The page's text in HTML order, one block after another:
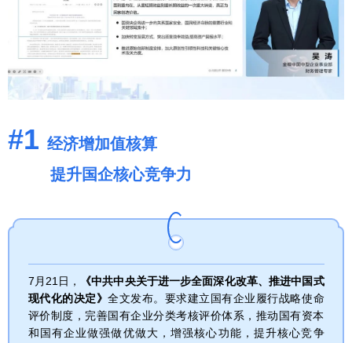
#1 经济增加值核算
提升国企核心竞争力
7月21日，
《中共中央关于进一步全面深化改革、推进中国式
现代化的决定》全文发布。要求建立国有企业履行战略使命
评价制度，完善国有企业分类考核评价体系，推动国有资本
和国有企业做强做优做大，增强核心功能，提升核心竞争